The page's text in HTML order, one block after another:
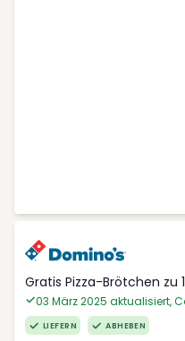
Gratis Pizza-Brötchen zu
03 März 2025 aktualisiert,
LIEFERN ABHEBEN